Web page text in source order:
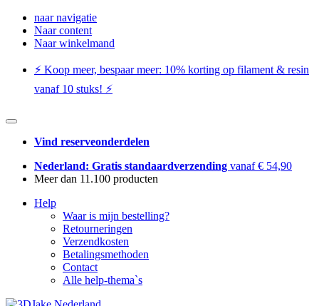
naar navigatie
Naar content
Naar winkelmand
⚡️ Koop meer, bespaar meer: ​​10% korting op filament & resin
vanaf 10 stuks! ⚡️
Vind reserveonderdelen
Nederland: Gratis standaardverzending vanaf € 54,90
Meer dan 11.100 producten
Help
Waar is mijn bestelling?
Retourneringen
Verzendkosten
Betalingsmethoden
Contact
Alle help-thema`s